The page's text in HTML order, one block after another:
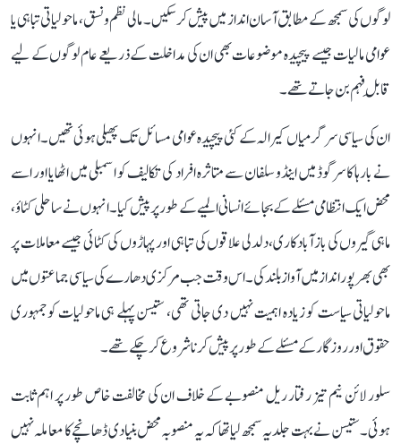
لوگوں کی سمجھ کے مطابق آسان انداز میں پیش کر سکیں۔ مالی نظم و نسق، ماحولیاتی تباہی یا
عوامی مالیات جیسے پیچیدہ موضوعات بھی ان کی مداخلت کے ذریعے عام لوگوں کے لیے
قابلِ فہم بن جاتے تھے۔
ان کی سیاسی سرگرمیاں کیرالہ کے کئی پیچیدہ عوامی مسائل تک پھیلی ہوئی تھیں۔ انہوں
نے بارہا کاسرگوڈ میں اینڈوسلفان سے متاثرہ افراد کی تکالیف کو اسمبلی میں اٹھایا اور اسے
محض ایک انتظامی مسئلے کے بجائے انسانی المیے کے طور پر پیش کیا۔ انہوں نے ساحلی کٹاؤ،
ماہی گیروں کی بازآبادکاری، دلدلی علاقوں کی تباہی اور پہاڑوں کی کٹائی جیسے معاملات پر
بھی بھرپور انداز میں آواز بلند کی۔ اس وقت جب مرکزی دھارے کی سیاسی جماعتوں میں
ماحولیاتی سیاست کو زیادہ اہمیت نہیں دی جاتی تھی، ستیسن پہلے ہی ماحولیات کو جمہوری
حقوق اور روزگار کے مسئلے کے طور پر پیش کرنا شروع کر چکے تھے۔
سلور لائن نیم تیز رفتار ریل منصوبے کے خلاف ان کی مخالفت خاص طور پر اہم ثابت
ہوئی۔ ستیسن نے بہت جلد یہ سمجھ لیا تھا کہ یہ منصوبہ محض بنیادی ڈھانچے کا معاملہ نہیں